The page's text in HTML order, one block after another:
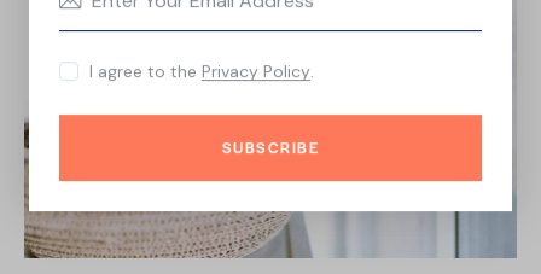
SUBSCRIBE
I agree to the Privacy Policy.